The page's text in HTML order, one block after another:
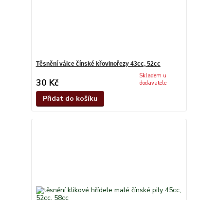
Těsnění válce čínské křovinořezy 43cc, 52cc
30 Kč
Skladem u
dodavatele
Přidat do košíku